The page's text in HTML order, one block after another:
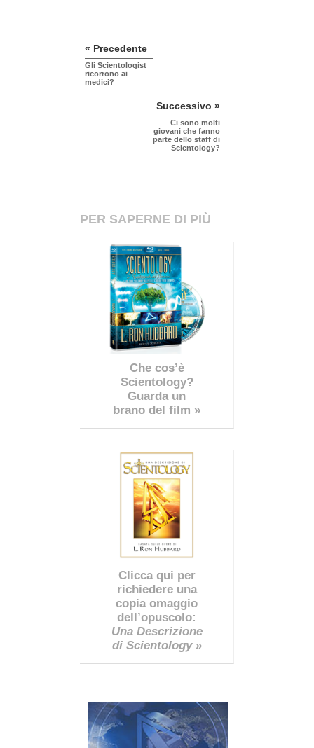
« Precedente
Gli Scientologist
ricorrono ai
medici?
Successivo »
Ci sono molti
giovani che fanno
parte dello staff di
Scientology?
PER SAPERNE DI PIÙ
Che cos’è
Scientology?
Guarda un
brano del film »
Clicca qui per
richiedere una
copia omaggio
dell’opuscolo:
Una Descrizione
di Scientology»